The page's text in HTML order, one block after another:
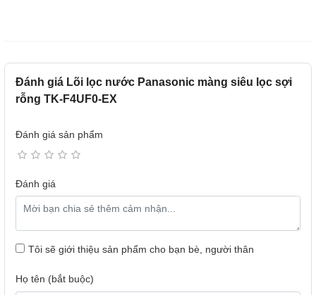
Đánh giá Lõi lọc nước Panasonic màng siêu lọc sợi
rỗng TK-F4UF0-EX
Đánh giá sản phẩm
Đánh giá
Tôi sẽ giới thiệu sản phẩm cho bạn bè, người thân
Họ tên (bắt buộc)